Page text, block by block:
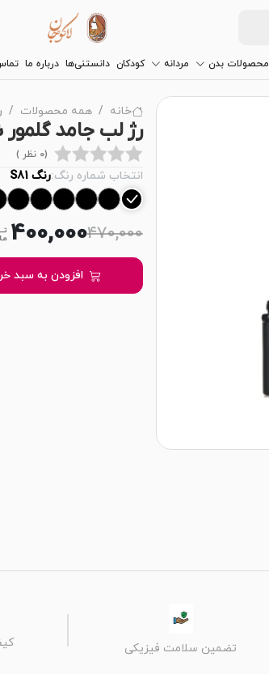
محصولات بدن مردانه کودکان دانستنی‌ها درباره ما
خانه همه محصولات
رژ لب جامد گلمور
(0 نظر )
انتخاب شماره رنگ:رنگ S81
470,000
400,000
افزودن به سبد
تضمین سلامت فیزیکی